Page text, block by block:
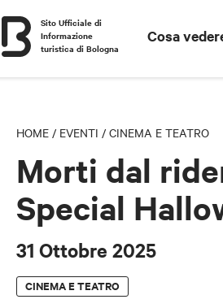
Sito Ufficiale di
Informazione
turistica di Bologna
Cosa
HOME / EVENTI / CINEMA E TEATRO
Morti dal
Special
31 Ottobre 2025
CINEMA E TEATRO